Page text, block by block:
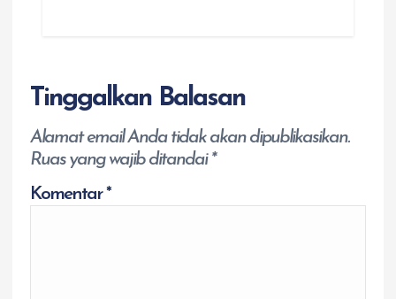
Tinggalkan Balasan
Alamat email Anda tidak akan dipublikasikan.
Ruas yang wajib ditandai*
Komentar*